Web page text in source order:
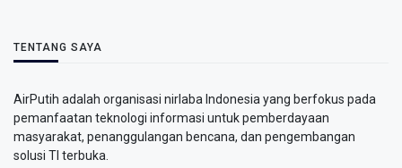
TENTANG SAYA
AirPutih adalah organisasi nirlaba Indonesia yang berfokus pada
pemanfaatan teknologi informasi untuk pemberdayaan
masyarakat, penanggulangan bencana, dan pengembangan
solusi TI terbuka.